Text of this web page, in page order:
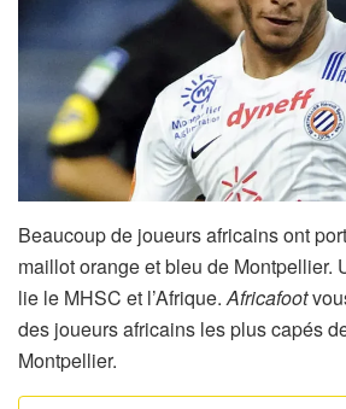
Beaucoup de joueurs africains ont
maillot orange et bleu de Montpellier.
lie le MHSC et l’Afrique.Africafoot
des joueurs africains les plus capés
Montpellier.